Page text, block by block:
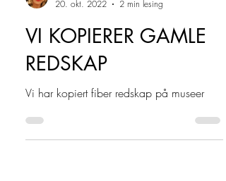
20. okt. 2022
VI KOPIERER GAMLE
REDSKAP